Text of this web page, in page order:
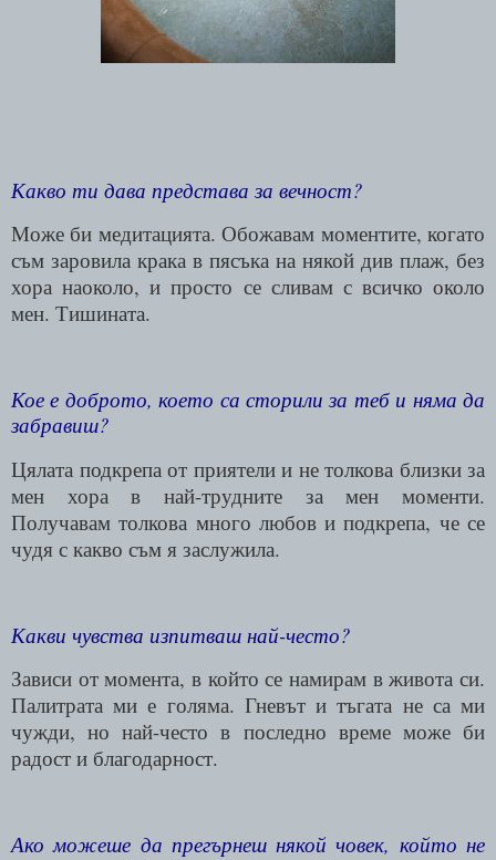
Какво ти дава представа за вечност?
Може би медитацията. Обожавам моментите, когато
съм заровила крака в пясъка на някой див плаж, без
хора наоколо, и просто се сливам с всичко около
мен. Тишината.
Кое е доброто, което са сторили за теб и няма да
забравиш?
Цялата подкрепа от приятели и не толкова близки за
мен хора в най-трудните за мен моменти.
Получавам толкова много любов и подкрепа, че се
чудя с какво съм я заслужила.
Какви чувства изпитваш най-често?
Зависи от момента, в който се намирам в живота си.
Палитрата ми е голяма. Гневът и тъгата не са ми
чужди, но най-често в последно време може би
радост и благодарност.
Ако можеше да прегърнеш някой човек, който не